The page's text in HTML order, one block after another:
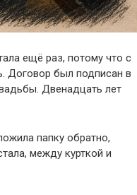
ещё раз, потому что с
Договор был подписан в
Двенадцать лет
папку обратно,
между курткой и